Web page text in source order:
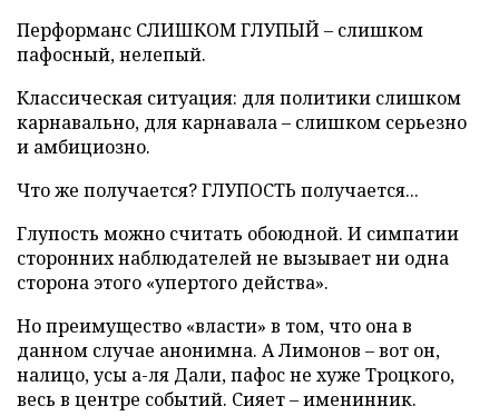
Перформанс СЛИШКОМ ГЛУПЫЙ – слишком
пафосный, нелепый.
Классическая ситуация: для политики слишком
карнавально, для карнавала – слишком серьезно
и амбициозно.
Что же получается? ГЛУПОСТЬ получается...
Глупость можно считать обоюдной. И симпатии
сторонних наблюдателей не вызывает ни одна
сторона этого «упертого действа».
Но преимущество «власти» в том, что она в
данном случае анонимна. А Лимонов – вот он,
налицо, усы а-ля Дали, пафос не хуже Троцкого,
весь в центре событий. Сияет – именинник.